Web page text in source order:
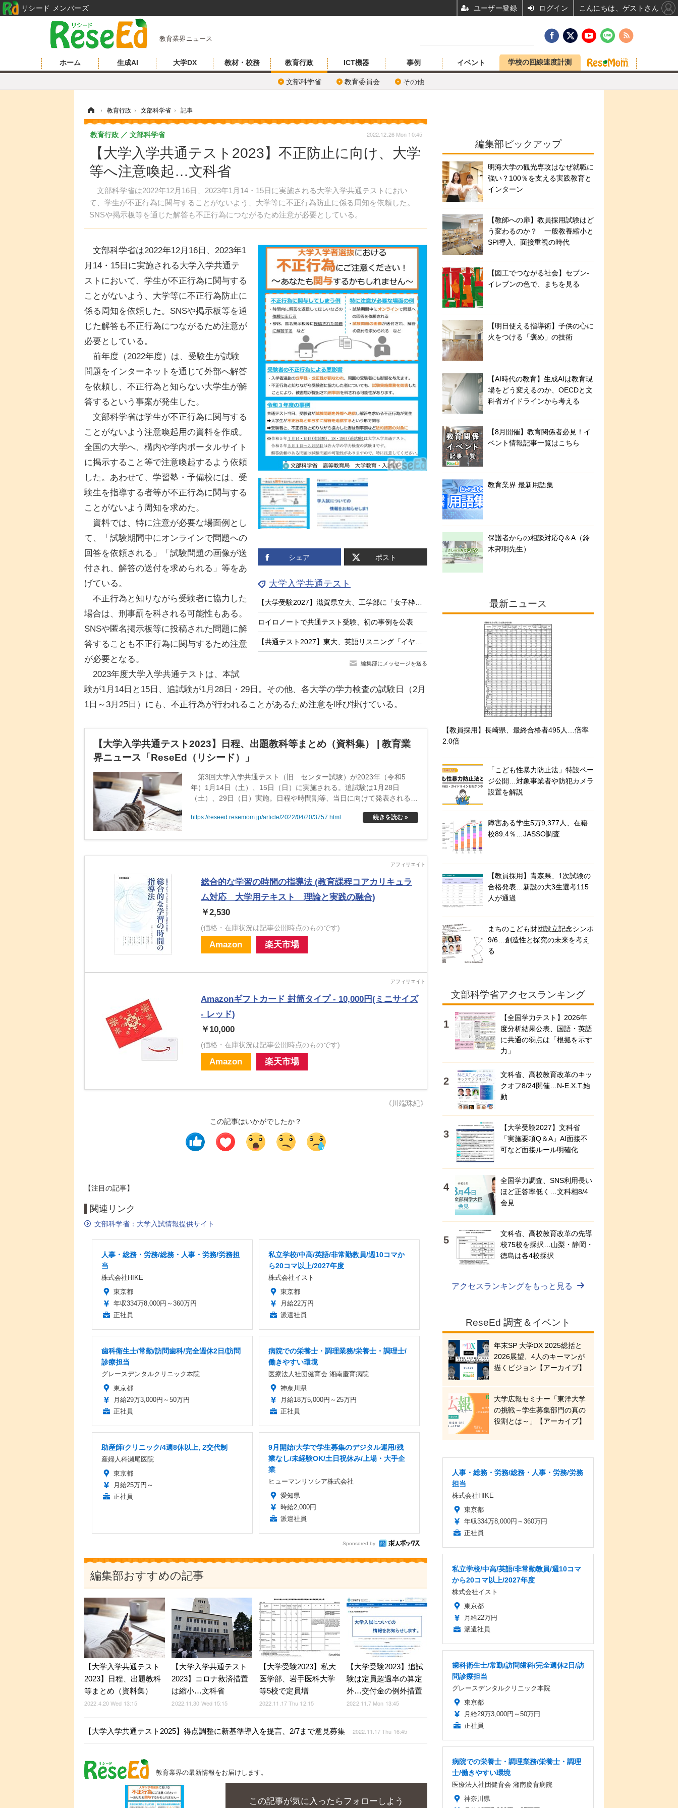
教育業界ニュース
ホーム 生成AI 大学DX 教材・校務 教育行政
文部科学省 教育委員会 その他
ICT機器 事例 イベント 学校の回線速度計測
› 教育行政 › 文部科学省 › 記事
【大学入学共通テスト2023】不正防止に向け、大学
等へ注意喚起…文科省
文部科学省は2022年12月16日、2023年1月14・15日に実施される大学入学共通テストにおい
て、学生が不正行為に関与することがないよう、大学等に不正行為防止に係る周知を依頼した。
SNSや掲示板等を通じた解答も不正行為につながるため注意が必要としている。
教育行政 文部科学省 2022.12.26 Mon 10:45
シェア ポスト
大学入学共通テスト
ロイロノートで共通テスト受験、初の事例を公表
編集部にメッセージを送る
文部科学省は2022年12月16日、2023年1
月14・15日に実施される大学入学共通テ
ストにおいて、学生が不正行為に関与する
ことがないよう、大学等に不正行為防止に
係る周知を依頼した。SNSや掲示板等を通
じた解答も不正行為につながるため注意が
必要としている。
前年度（2022年度）は、受験生が試験
問題をインターネットを通じて外部へ解答
を依頼し、不正行為と知らない大学生が解
答するという事案が発生した。
文部科学省は学生が不正行為に関与する
ことがないよう注意喚起用の資料を作成。
全国の大学へ、構内や学内ポータルサイト
に掲示すること等で注意喚起するよう依頼
した。あわせて、学習塾・予備校には、受
験生を指導する者等が不正行為に関与する
ことがないよう周知を求めた。
資料では、特に注意が必要な場面例とし
て、「試験期間中にオンラインで問題への
回答を依頼される」「試験問題の画像が送
付され、解答の送付を求められる」等をあ
げている。
不正行為と知りながら受験者に協力した
場合は、刑事罰を科される可能性もある。
SNSや匿名掲示板等に投稿された問題に解
答することも不正行為に関与するため注意
が必要となる。
2023年度大学入学共通テストは、本試
験が1月14日と15日、追試験が1月28日・29日。その他、各大学の学力検査の試験日（2月
1日～3月25日）にも、不正行為が行われることがあるため注意を呼び掛けている。
【大学入学共通テスト2023】日程、出題教科等まとめ（資料集） | 教育業
界ニュース「ReseEd（リシード）」
第3回大学入学共通テスト（旧 センター試験）が2023年（令和5
年）1月14日（土）、15日（日）に実施される。追試験は1月28日
（土）、29日（日）実施。日程や時間割等、当日に向けて発表される重
https://reseed.resemom.jp/article/2022/04/20/3757.html 続きを読む »
総合的な学習の時間の指導法 (教育課程コアカリキュラ
ム対応 大学用テキスト 理論と実践の融合)
￥2,530
(価格・在庫状況は記事公開時点のものです)
Amazon 楽天市場
Amazonギフトカード 封筒タイプ - 10,000円(ミニサイズ
- レッド)
￥10,000
(価格・在庫状況は記事公開時点のものです)
Amazon 楽天市場
《川端珠紀》
この記事はいかがでしたか？
【注目の記事】
関連リンク
文部科学省：大学入試情報提供サイト
人事・総務・労務/総務・人事・労務/労務担
当
株式会社HIKE
東京都
年収334万8,000円～360万円
正社員
私立学校/中高/英語/非常勤教員/週10コマか
ら20コマ以上/2027年度
株式会社イスト
東京都
月給22万円
派遣社員
歯科衛生士/常勤/訪問歯科/完全週休2日/訪問
診療担当
グレースデンタルクリニック本院
東京都
月給29万3,000円～50万円
正社員
病院での栄養士・調理業務/栄養士・調理士/
働きやすい環境
医療法人社団健育会 湘南慶育病院
神奈川県
月給18万5,000円～25万円
正社員
助産師/クリニック/4週8休以上, 2交代制
産婦人科瀬尾医院
東京都
月給25万円～
正社員
9月開始/大学で学生募集のデジタル運用/残
業なし/未経験OK/土日祝休み/上場・大手企
業
ヒューマンリソシア株式会社
愛知県
時給2,000円
派遣社員
Sponsored by
編集部おすすめの記事
【大学入学共通テスト
2023】日程、出題教科
等まとめ（資料集）
2022.4.20 Wed 13:15
【大学入学共通テスト
2023】コロナ救済措置
は縮小…文科省
2022.11.30 Wed 15:15
【大学受験2023】私大
医学部、岩手医科大学
等5校で定員増
2022.11.17 Thu 12:15
【大学受験2023】追試
験は定員超過率の算定
外…交付金の例外措置
2022.11.7 Mon 13:45
【大学入学共通テスト2025】得点調整に新基準導入を提言、2/7まで意見募集 2022.11.17 Thu 16:45
教育業界の最新情報をお届けします。
この記事が気に入ったらフォローしよう
編集部ピックアップ
明海大学の観光専攻はなぜ就職に
強い？100％を支える実践教育と
インターン
【教師への扉】教員採用試験はど
う変わるのか？ 一般教養縮小と
SPI導入、面接重視の時代
【図工でつながる社会】セブン‐
イレブンの色で、まちを見る
【明日使える指導術】子供の心に
火をつける「褒め」の技術
【AI時代の教育】生成AIは教育現
場をどう変えるのか、OECDと文
科省ガイドラインから考える
【8月開催】教育関係者必見！イ
ベント情報記事一覧はこちら
教育業界 最新用語集
保護者からの相談対応Q＆A（鈴
木邦明先生）
最新ニュース
【教員採用】長崎県、最終合格者495人…倍率
2.0倍
「こども性暴力防止法」特設ペー
ジ公開…対象事業者や防犯カメラ
設置を解説
障害ある学生5万9,377人、在籍
校89.4％…JASSO調査
【教員採用】青森県、1次試験の
合格発表…新設の大3生選考115
人が通過
まちのこども財団設立記念シンポ
9/6…創造性と探究の未来を考え
る
文部科学省アクセスランキング
【全国学力テスト】2026年
度分析結果公表、国語・英語
に共通の弱点は「根拠を示す
力」
文科省、高校教育改革のキッ
クオフ8/24開催…N-E.X.T.始
動
【大学受験2027】文科省
「実施要項Q＆A」AI面接不
可など面接ルール明確化
全国学力調査、SNS利用長い
ほど正答率低く…文科相8/4
会見
文科省、高校教育改革の先導
校75校を採択…山梨・静岡・
徳島は各4校採択
アクセスランキングをもっと見る
ReseEd 調査＆イベント
年末SP 大学DX 2025総括と
2026展望、4人のキーマンが
描くビジョン【アーカイブ】
大学広報セミナー「東洋大学
の挑戦～学生募集部門の真の
役割とは～」【アーカイブ】
人事・総務・労務/総務・人事・労務/労務
担当
株式会社HIKE
東京都
年収334万8,000円～360万円
正社員
私立学校/中高/英語/非常勤教員/週10コマ
から20コマ以上/2027年度
株式会社イスト
東京都
月給22万円
派遣社員
歯科衛生士/常勤/訪問歯科/完全週休2日/訪
問診療担当
グレースデンタルクリニック本院
東京都
月給29万3,000円～50万円
正社員
病院での栄養士・調理業務/栄養士・調理
士/働きやすい環境
医療法人社団健育会 湘南慶育病院
神奈川県
リシード メンバーズ ユーザー登録 ログイン こんにちは、ゲストさん